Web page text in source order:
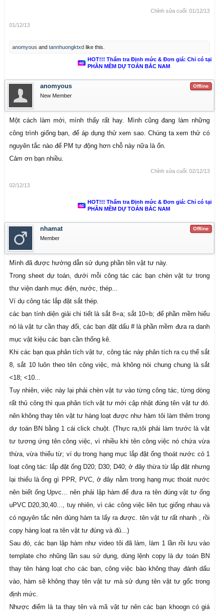
Chỉnh sửa cuối: 01/12/13
01/12/13
anomyous and tannhuongktxd like this.
HOT!!! Thẩm tra Định mức & Đơn giá: Chỉ có tại
PHẦN MỀM DỰ TOÁN BẮC NAM
Offline
anomyous
New Member
Một cách làm mới, mình thấy rất hay. Mình cũng đang làm những
công trình giống bạn, để áp dụng thử xem sao. Chúng ta xem thử có
nguyên tắc nào để PM tự động hơn chỗ này nữa là ổn.
Cảm ơn bạn nhiều.
Chỉnh sửa cuối: 02/12/13
02/12/13
HOT!!! Thẩm tra Định mức & Đơn giá: Chỉ có tại
PHẦN MỀM DỰ TOÁN BẮC NAM
Offline
nhamat
Member
Mình đã được hướng dẫn sử dụng phần tên vật tư này.
Trong sheet dự toán, dưới mỗi công tác các bạn chèn vật tư trong
thư viện danh mục điện, nước, thép...
Ví dụ công tác lắp đặt sắt thép.
các bạn tính diện giải chi tiết là sắt 8=a; sắt 10=b; để phần mềm hiểu
nó là vật tư cần thay đổi, các bạn đặt dấu # là phần mềm đưa ra danh
mục vật kiệu các bạn cần thống kê.
Khi các bạn qua phân tích vật tư, công tác này phân tích ra cụ thể sắt
8, sắt 10 luôn theo tên công việc, mà không nói chung chung là sắt
<18; <10...
Tuy nhiên, việc này lại phải chèn vật tư vào từng công tác, từng dòng
rất thủ công thì qua phân tích vật tư mới cập nhật đúng tên vật tư đó.
nên không thay tên vật tư hàng loạt được như hàm tôi làm thêm trong
dự toán BN bằng 1 cái click chuột. (Thực ra,tôi phải làm trước là vật
tư tương ứng tên công việc, vì nhiều khi tên công việc nó chứa vừa
thừa, vừa thiếu từ; ví dụ trong hạng mục lắp đặt ống thoát nước có 1
loạt công tác: lắp đặt ống D20; D30; D40; ở đây thừa từ lắp đặt nhưng
lại thiếu là ống gì PPR, PVC, ở đây nằm trong hạng mục thoát nước
nên biết ống Upvc... nên phải lập hàm để đưa ra tên đúng vật tư ống
uPVC D20,30,40..., tuy nhiên, vì các công việc liên tục giống nhau và
có nguyên tắc nên dùng hàm ta lấy ra được. tên vật tư rất nhanh , rồi
copy hàng loạt ra tên vật tư đúng và đủ...)
Sau đó, các bạn lập hàm như video tôi đã làm, làm 1 lần rồi lưu vào
template cho nhũng lần sau sử dụng, dùng lệnh copy là dự toán BN
thay tên hàng loạt cho các bạn, công việc bào không thay đánh dấu
vào, hàm sẽ không thay tên vật tư mà sử dụng tên vật tư gốc trong
định mức.
Nhược điểm là ta thay tên và mã vật tư nên các bạn khoogn có giá